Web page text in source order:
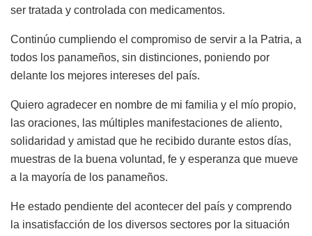
ser tratada y controlada con medicamentos.
Continúo cumpliendo el compromiso de servir a la Patria, a
todos los panameños, sin distinciones, poniendo por
delante los mejores intereses del país.
Quiero agradecer en nombre de mi familia y el mío propio,
las oraciones, las múltiples manifestaciones de aliento,
solidaridad y amistad que he recibido durante estos días,
muestras de la buena voluntad, fe y esperanza que mueve
a la mayoría de los panameños.
He estado pendiente del acontecer del país y comprendo
la insatisfacción de los diversos sectores por la situación